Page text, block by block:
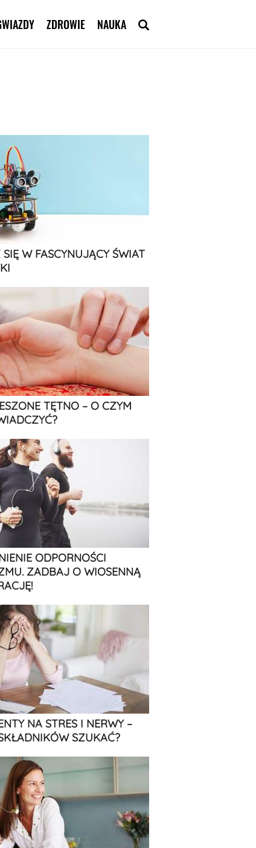
ZDROWIE NAUKA
W FASCYNUJĄCY ŚWIAT
TĘTNO – O CZYM
ODPORNOŚCI
ZADBAJ O WIOSENNĄ
NA STRES I NERWY –
SZUKAĆ?